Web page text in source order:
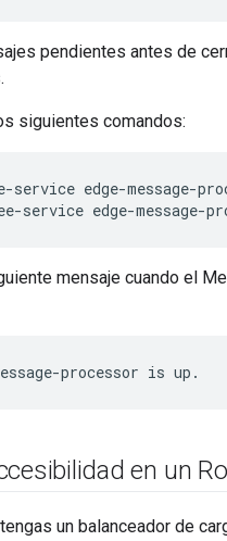
pendientes antes de
siguientes comandos:
edge-message-
edge-message-
mensaje cuando el
processor is up.
en un
un balanceador de